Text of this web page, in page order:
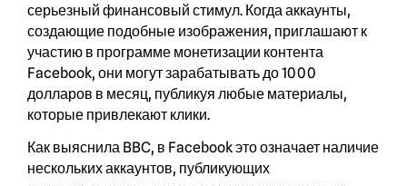
серьезный финансовый стимул. Когда аккаунты,
создающие подобные изображения, приглашают к
участию в программе монетизации контента
Facebook, они могут зарабатывать до 1000
долларов в месяц, публикуя любые материалы,
которые привлекают клики.
Как выяснила BBC, в Facebook это означает наличие
нескольких аккаунтов, публикующих